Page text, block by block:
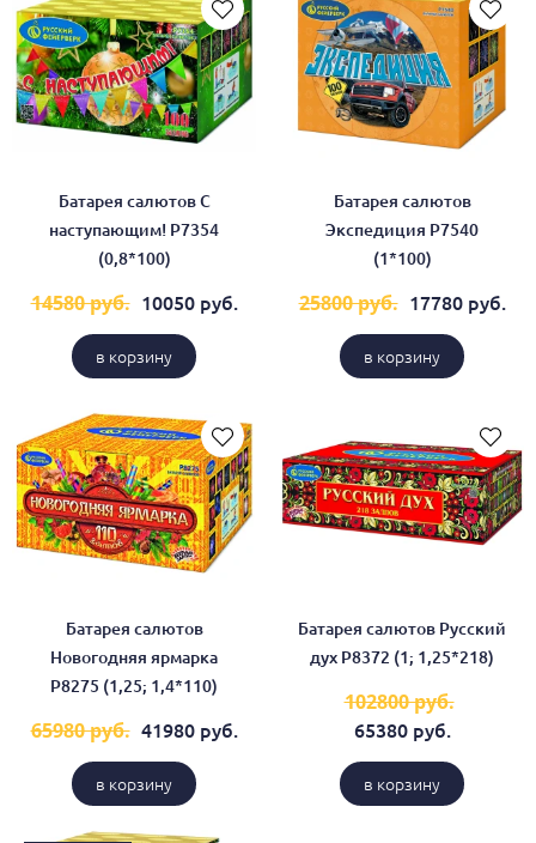
Батарея салютов С
наступающим! Р7354
(0,8*100)
14580 руб. 10050 руб.
в корзину
Батарея салютов
Экспедиция Р7540
(1*100)
25800 руб. 17780 руб.
в корзину
Батарея салютов
Новогодняя ярмарка
Р8275 (1,25; 1,4*110)
65980 руб. 41980 руб.
в корзину
Батарея салютов Русский
дух Р8372 (1; 1,25*218)
102800 руб.
65380 руб.
в корзину